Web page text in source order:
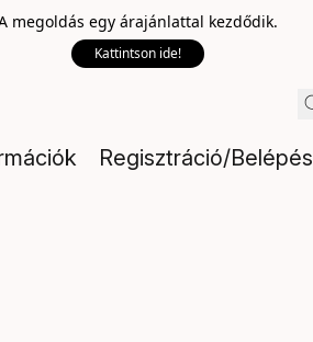
megoldás egy árajánlattal kezdődik.
Kattintson ide!
Regisztráció/Belépés